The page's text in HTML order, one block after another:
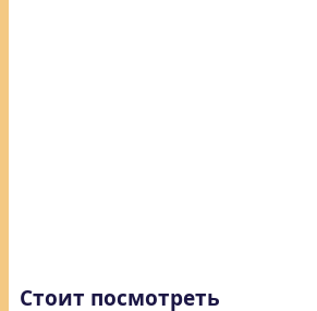
Стоит посмотреть